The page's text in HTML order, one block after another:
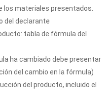
los materiales presentados.
del declarante
tabla de fórmula del
ha cambiado debe presentar
del cambio en la fórmula)
del producto, incluido el